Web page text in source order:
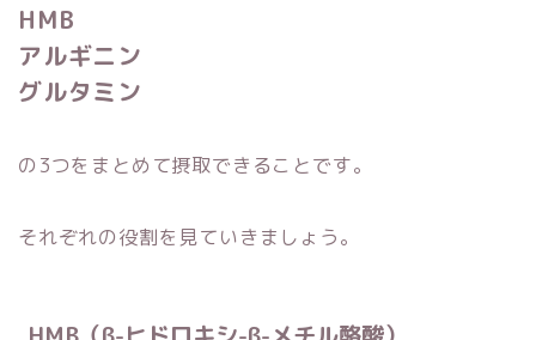
HMB
アルギニン
グルタミン
の3つをまとめて摂取できることです。
それぞれの役割を見ていきましょう。